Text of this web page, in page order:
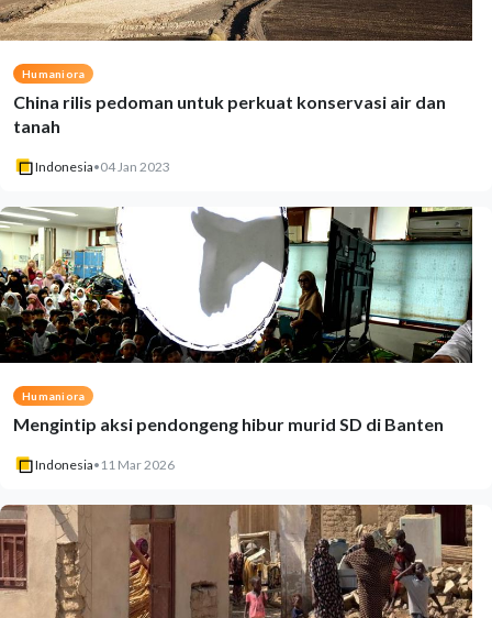
Humaniora
China rilis pedoman untuk perkuat konservasi air dan
tanah
Indonesia•04 Jan 2023
Humaniora
Mengintip aksi pendongeng hibur murid SD di Banten
Indonesia• 11 Mar 2026